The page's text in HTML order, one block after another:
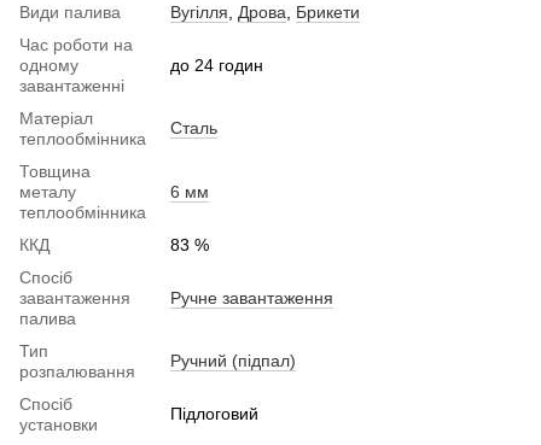
Види палива
Вугілля Дрова
Брикети
Час роботи на
одному
завантаженні
до 24 годин
Матеріал
теплообмінника
Сталь
Товщина
металу
теплообмінника
6 мм
ККД
83 %
Спосіб
завантаження
палива
Ручне завантаження
Тип
розпалювання
Ручний (підпал)
Спосіб
установки
Підлоговий